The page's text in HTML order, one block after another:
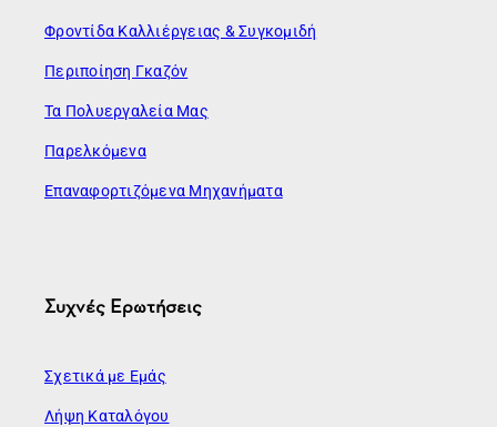
Φροντίδα Καλλιέργειας & Συγκομιδή
Περιποίηση Γκαζόν
Τα Πολυεργαλεία Μας
Παρελκόμενα
Επαναφορτιζόμενα Μηχανήματα
Συχνές Ερωτήσεις
Σχετικά με Εμάς
Λήψη Καταλόγου